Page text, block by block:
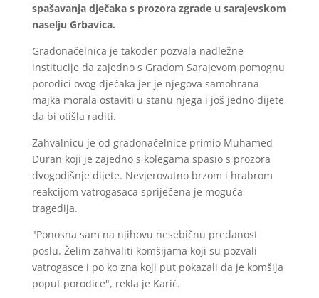
spašavanja dječaka s prozora zgrade u sarajevskom
naselju Grbavica.
Gradonačelnica je također pozvala nadležne
institucije da zajedno s Gradom Sarajevom pomognu
porodici ovog dječaka jer je njegova samohrana
majka morala ostaviti u stanu njega i još jedno dijete
da bi otišla raditi.
Zahvalnicu je od gradonačelnice primio Muhamed
Duran koji je zajedno s kolegama spasio s prozora
dvogodišnje dijete. Nevjerovatno brzom i hrabrom
reakcijom vatrogasaca spriječena je moguća
tragedija.
"Ponosna sam na njihovu nesebičnu predanost
poslu. Želim zahvaliti komšijama koji su pozvali
vatrogasce i po ko zna koji put pokazali da je komšija
poput porodice", rekla je Karić.